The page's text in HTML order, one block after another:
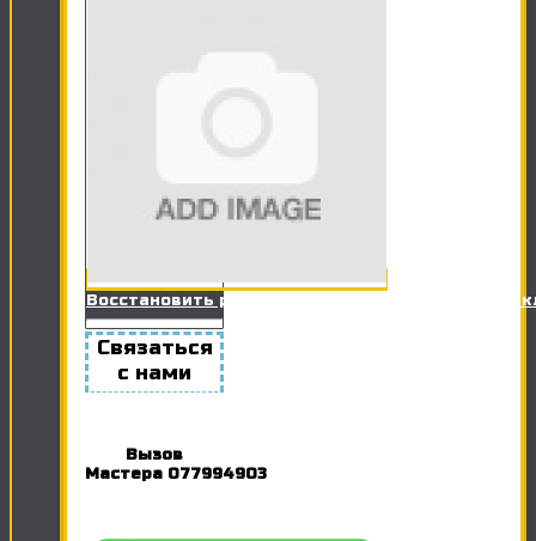
Восстановить работоспособность Розетки /
Связаться
с нами
Вызов
Мастера 077994903